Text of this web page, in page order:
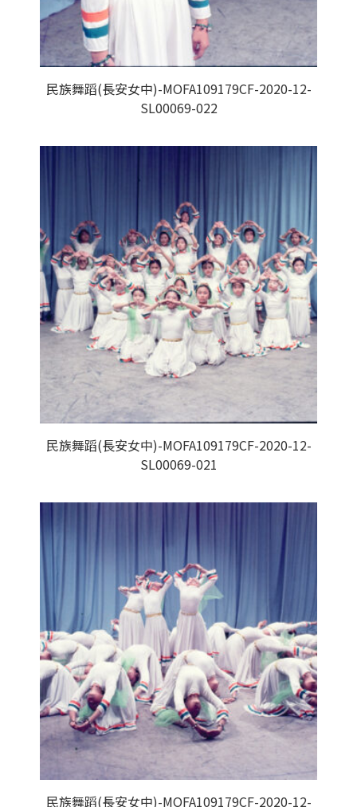
民族舞蹈(長安女中)-MOFA109179CF-2020-12-
SL00069-022
民族舞蹈(長安女中)-MOFA109179CF-2020-12-
SL00069-021
民族舞蹈(長安女中)-MOFA109179CF-2020-12-